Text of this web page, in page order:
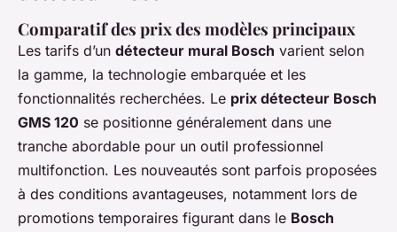
Comparatif des prix des modèles principaux
Les tarifs d’un détecteur mural Bosch varient selon
la gamme, la technologie embarquée et les
fonctionnalités recherchées. Le prix détecteur Bosch
GMS 120 se positionne généralement dans une
tranche abordable pour un outil professionnel
multifonction. Les nouveautés sont parfois proposées
à des conditions avantageuses, notamment lors de
promotions temporaires figurant dans le Bosch